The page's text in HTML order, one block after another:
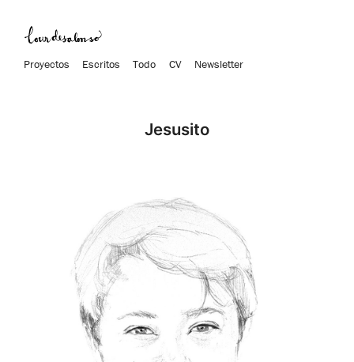
Proyectos Escritos Todo CV Newsletter
Jesusito